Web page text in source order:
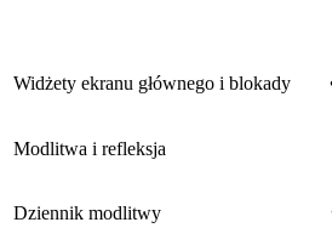
Widżety ekranu głównego i blokady
Modlitwa i refleksja
Dziennik modlitwy